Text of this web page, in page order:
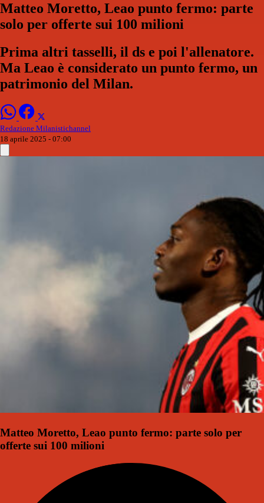
Matteo Moretto, Leao punto fermo: parte
solo per offerte sui 100 milioni
Prima altri tasselli, il ds e poi l'allenatore.
Ma Leao è considerato un punto fermo, un
patrimonio del Milan.
Redazione Milanistichannel
18 aprile 2025 - 07:00
Matteo Moretto, Leao punto fermo: parte solo per
offerte sui 100 milioni